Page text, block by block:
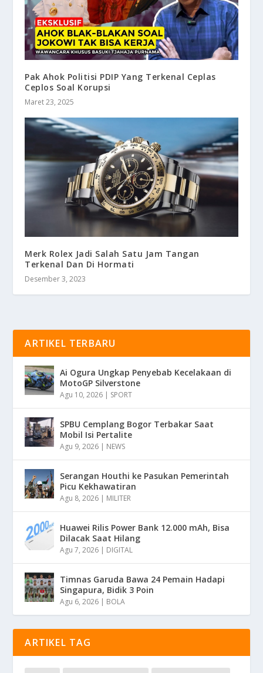
Pak Ahok Politisi PDIP Yang Terkenal Ceplas
Ceplos Soal Korupsi
Maret 23, 2025
Merk Rolex Jadi Salah Satu Jam Tangan
Terkenal Dan Di Hormati
Desember 3, 2023
ARTIKEL TERBARU
Ai Ogura Ungkap Penyebab Kecelakaan di
MotoGP Silverstone
Agu 10, 2026 | SPORT
SPBU Cemplang Bogor Terbakar Saat
Mobil Isi Pertalite
Agu 9, 2026 | NEWS
Serangan Houthi ke Pasukan Pemerintah
Picu Kekhawatiran
Agu 8, 2026 | MILITER
Huawei Rilis Power Bank 12.000 mAh, Bisa
Dilacak Saat Hilang
Agu 7, 2026 | DIGITAL
Timnas Garuda Bawa 24 Pemain Hadapi
Singapura, Bidik 3 Poin
Agu 6, 2026 | BOLA
ARTIKEL TAG